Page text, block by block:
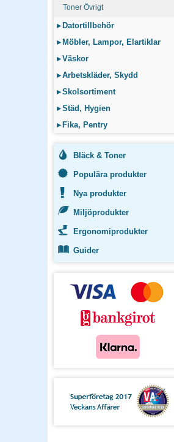
Toner Övrigt
▸ Datortillbehör
▸ Möbler, Lampor, Elartiklar
▸Väskor
▸Arbetskläder, Skydd
▸Skolsortiment
▸Städ, Hygien
▸ Fika, Pentry
Bläck & Toner
Populära produkter
Nya produkter
Miljöprodukter
Ergonomiprodukter
Guider
Träryggspärm Jopa Original A4